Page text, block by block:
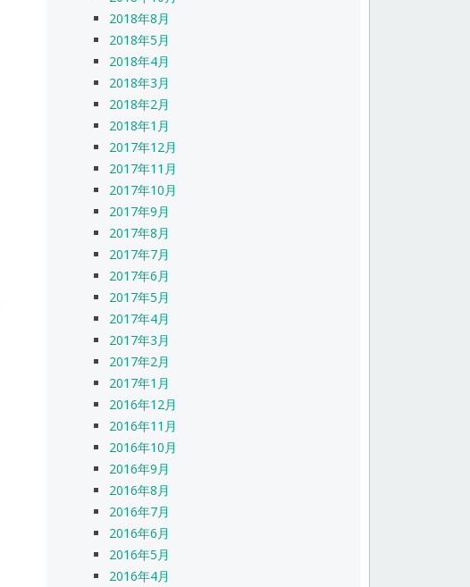
2018年8月
2018年5月
2018年4月
2018年3月
2018年2月
2018年1月
2017年12月
2017年11月
2017年10月
2017年9月
2017年8月
2017年7月
2017年6月
2017年5月
2017年4月
2017年3月
2017年2月
2017年1月
2016年12月
2016年11月
2016年10月
2016年9月
2016年8月
2016年7月
2016年6月
2016年5月
2016年4月